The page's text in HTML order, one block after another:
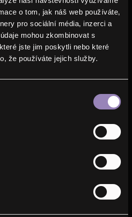
o tom, jak náš web používáte,
pro sociální média, inzerci a
mohou zkombinovat s
jste jim poskytli nebo které
že používáte jejich služby.
technische Unterstützung